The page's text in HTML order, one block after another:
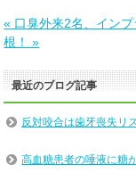
« 口臭外来2名、イン
根！ »
最近のブログ記事
反対咬合は歯牙喪失リ
高血糖患者の唾液に糖